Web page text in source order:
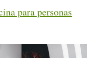
para personas